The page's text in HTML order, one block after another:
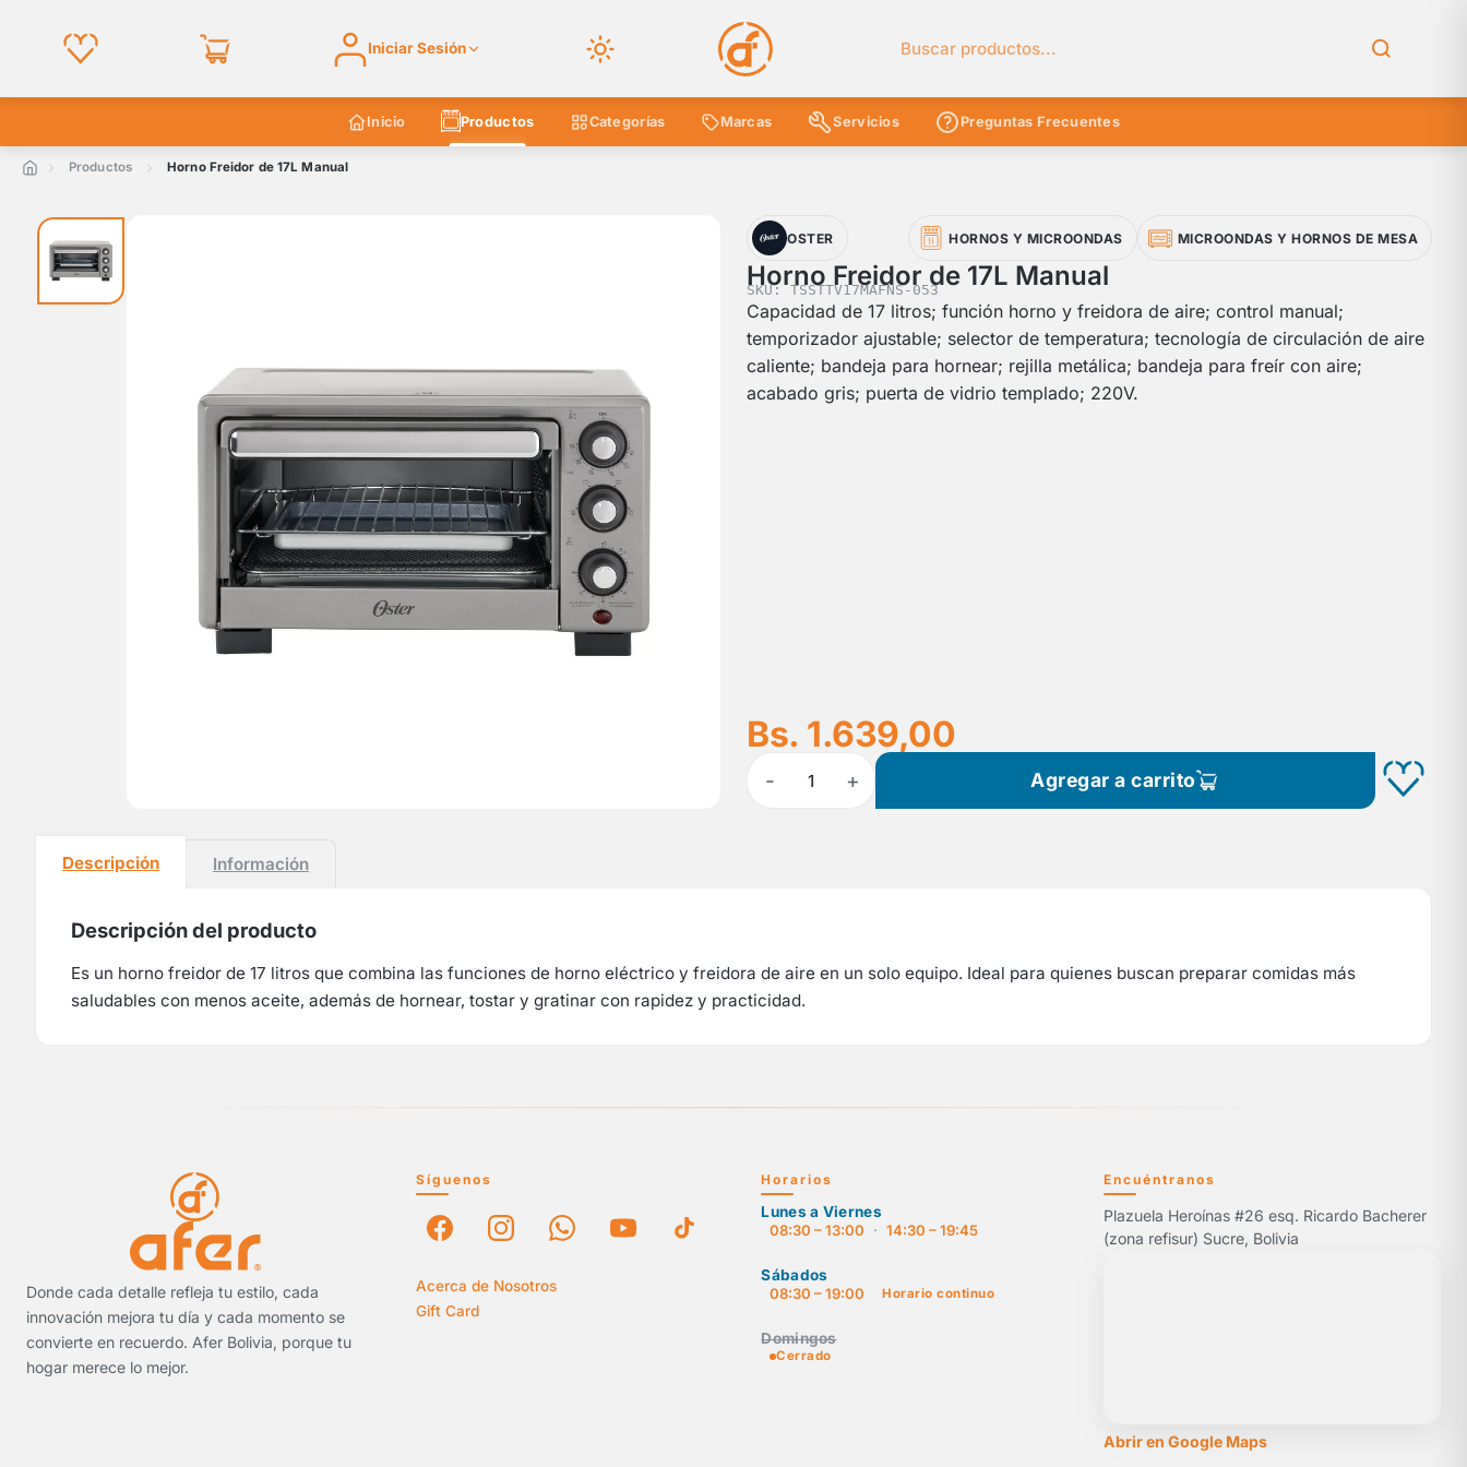
Iniciar Sesión Buscar en el catálogo
Inicio Productos Categorías Marcas Servicios Preguntas Frecuentes
Productos Horno Freidor de 17L Manual
OSTER HORNOS Y MICROONDAS MICROONDAS Y HORNOS DE MESA
Horno Freidor de 17L Manual
SKU: TSSTTV17MAFNS-053
Capacidad de 17 litros; función horno y freidora de aire; control manual;
temporizador ajustable; selector de temperatura; tecnología de circulación de aire
caliente; bandeja para hornear; rejilla metálica; bandeja para freír con aire;
acabado gris; puerta de vidrio templado; 220V.
Bs. 1.639,00
- 1 + Agregar a carrito
Descripción Información
Descripción del producto
Es un horno freidor de 17 litros que combina las funciones de horno eléctrico y freidora de aire en un solo equipo. Ideal para quienes buscan preparar comidas más
saludables con menos aceite, además de hornear, tostar y gratinar con rapidez y practicidad.
Donde cada detalle refleja tu estilo, cada
innovación mejora tu día y cada momento se
convierte en recuerdo. Afer Bolivia, porque tu
hogar merece lo mejor.
Síguenos
Acerca de Nosotros
Gift Card
Horarios
Lunes a Viernes
08:30 – 13:00
· 14:30 – 19:45
Sábados
08:30 – 19:00
Horario continuo
Domingos
Cerrado
Encuéntranos
Plazuela Heroínas #26 esq. Ricardo Bacherer
(zona refisur) Sucre, Bolivia
Abrir en Google Maps